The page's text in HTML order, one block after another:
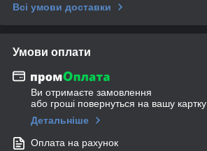
Всі умови доставки
Умови оплати
Ви отримаєте замовлення
або гроші повернуться на вашу картку
Детальніше
Оплата на рахунок